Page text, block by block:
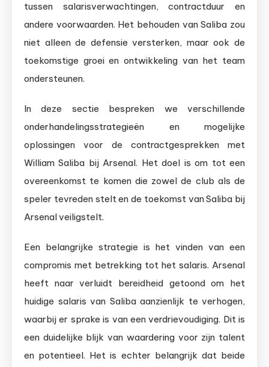
tussen salarisverwachtingen, contractduur en
andere voorwaarden. Het behouden van Saliba zou
niet alleen de defensie versterken, maar ook de
toekomstige groei en ontwikkeling van het team
ondersteunen.
In deze sectie bespreken we verschillende
onderhandelingsstrategieën en mogelijke
oplossingen voor de contractgesprekken met
William Saliba bij Arsenal. Het doel is om tot een
overeenkomst te komen die zowel de club als de
speler tevreden stelt en de toekomst van Saliba bij
Arsenal veiligstelt.
Een belangrijke strategie is het vinden van een
compromis met betrekking tot het salaris. Arsenal
heeft naar verluidt bereidheid getoond om het
huidige salaris van Saliba aanzienlijk te verhogen,
waarbij er sprake is van een verdrievoudiging. Dit is
een duidelijke blijk van waardering voor zijn talent
en potentieel. Het is echter belangrijk dat beide